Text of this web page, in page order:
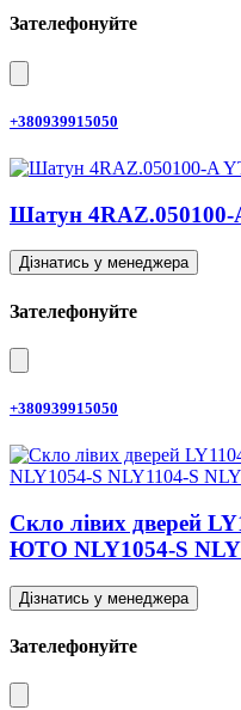
Зателефонуйте
+380939915050
Шатун
Дізнатись у менеджера
Зателефонуйте
+380939915050
Скло лівих дверей
ЮТО NLY1054-S
Дізнатись у менеджера
Зателефонуйте